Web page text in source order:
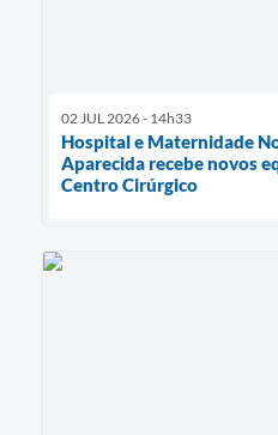
02 JUL 2026 - 14h33
Hospital e Maternidade
Aparecida recebe novos
Centro Cirúrgico